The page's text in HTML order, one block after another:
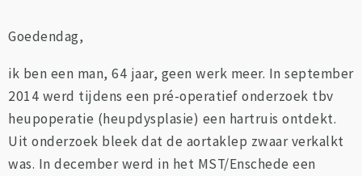
Goedendag,
ik ben een man, 64 jaar, geen werk meer. In september
2014 werd tijdens een pré-operatief onderzoek tbv
heupoperatie (heupdysplasie) een hartruis ontdekt.
Uit onderzoek bleek dat de aortaklep zwaar verkalkt
was. In december werd in het MST/Enschede een